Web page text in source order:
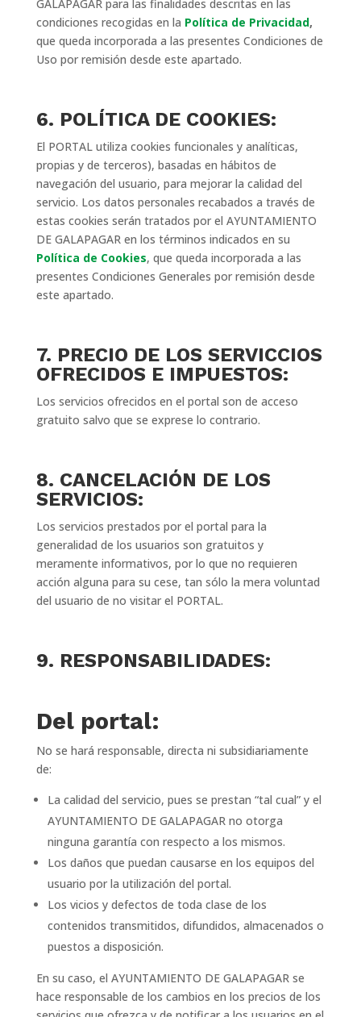
GALAPAGAR para las finalidades descritas en las
condiciones recogidas en la Política de Privacidad,
que queda incorporada a las presentes Condiciones de
Uso por remisión desde este apartado.
6. POLÍTICA DE COOKIES:
El PORTAL utiliza cookies funcionales y analíticas,
propias y de terceros), basadas en hábitos de
navegación del usuario, para mejorar la calidad del
servicio. Los datos personales recabados a través de
estas cookies serán tratados por el AYUNTAMIENTO
DE GALAPAGAR en los términos indicados en su
Política de Cookies, que queda incorporada a las
presentes Condiciones Generales por remisión desde
este apartado.
7. PRECIO DE LOS SERVICCIOS
OFRECIDOS E IMPUESTOS:
Los servicios ofrecidos en el portal son de acceso
gratuito salvo que se exprese lo contrario.
8. CANCELACIÓN DE LOS
SERVICIOS:
Los servicios prestados por el portal para la
generalidad de los usuarios son gratuitos y
meramente informativos, por lo que no requieren
acción alguna para su cese, tan sólo la mera voluntad
del usuario de no visitar el PORTAL.
9. RESPONSABILIDADES:
Del portal:
No se hará responsable, directa ni subsidiariamente
de:
La calidad del servicio, pues se prestan “tal cual” y el
AYUNTAMIENTO DE GALAPAGAR no otorga
ninguna garantía con respecto a los mismos.
Los daños que puedan causarse en los equipos del
usuario por la utilización del portal.
Los vicios y defectos de toda clase de los
contenidos transmitidos, difundidos, almacenados o
puestos a disposición.
En su caso, el AYUNTAMIENTO DE GALAPAGAR se
hace responsable de los cambios en los precios de los